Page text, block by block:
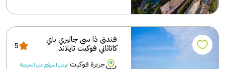
فندق ذا سي جاليري باي
كاتاثاني فوكيت تايلاند
5
جزيرة فوكيتاعرض الموقع على الخريطة